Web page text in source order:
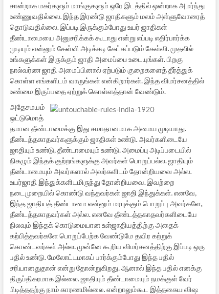
சான்றாக மகர்களும் மாங்குகளும் ஒரே இடத்தில் ஒன்றாக அமர்ந்து
உண்ணுவதில்லை. இந்த இரண்டு ஜாதிகளும் மலம் அள்ளுவோரைத்
தொடுவதில்லை. இப்படி இருக்கும்போது உயர் ஜாதிகள்
தீண்டாமையை அனுசரிக்கக் கூடாது என்று எப்படி எதிர்பார்க்க
முடியும் என்னும் கேள்வி அடிக்கடி கேட்கப்படும் கேள்வி. முதலில்
உங்களுக்கள் இருக்கும் ஜாதி அமைப்பை உடையுங்கள். பிறகு
நால்வர்ண ஜாதி அமைப்பினால் ஏற்படும் குறைகளைத் தீர்த்துக்
கொள்ள எங்களிடம் வாருங்கள் என்கிறார்கள். இந்த விமர்சனத்தில்
உண்மை இருப்பதை ஏற்றுக் கொள்ளத்தான் வேண்டும்.
அதேசமயம்
ஒட்டுமொத்
தமான தீண்டாமைக்கு இது சமாதானமாக அமைய முடியாது.
தீண்டத்தகாதவர்களுக்கும் ஜாதிகள் உண்டு. அவர்களிடையே
ஜாதியும் உண்டு, தீண்டாமையும் உண்டு. அமைப்பு அடிப்படையில்
நிகழும் இந்தக் குற்றங்களுக்கு அவர்கள் பொறுப்பல்ல. ஜாதியும்
தீண்டாமையும் அவர்களால் அவர்களிடம் தோன்றியவை அல்ல.
உயர்ஜாதி இந்துக்களிடமிருந்து தோன்றியவை. இவற்றை
நடைமுறையில் கொண்டு வந்தவர்கள் ஜாதி இந்துக்கள். எனவே,
இந்த ஜாதியத் தீண்டாமை என்னும் மரபுக்கும் பொறுப்பு அவர்களே,
தீண்டத்தகாதவர்கள் அல்ல. எனவே தீண்டத்தகாதவர்களிடையே
நிலவும் இந்தக் கொடுமையான உள்ஜாதியத்திற்கு அதைக்
கற்பித்தவர்களே பொறுப்பேற்க வேண்டுமே தவிர கற்றுக்
கொண்டவர்கள் அல்ல. முன்னே கூறிய விமர்சனத்திற்கு இப்படி ஒரு
பதில் உண்டு. மேலோட்டமாகப் பார்க்கும்போது இந்த பதில்
சரியானதுதான் என்று தோன்றுகிறது. ஆனால் இந்த பதில் எனக்கு
திருப்திகரமாக இல்லை. ஜாதியும் தீண்டாமையும் நமக்குள் வேர்
பிடித்ததற்கு நாம் காரணமில்லை. என்றாலும்கூட இத்தகைய விஷ